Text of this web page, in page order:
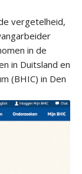
vergetelheid,
in de
in Duitsland en
(BHIC) in Den